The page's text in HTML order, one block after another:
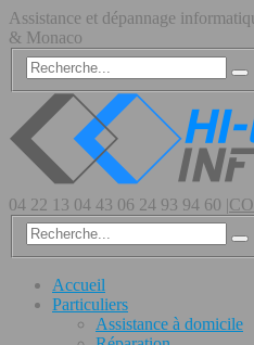
Assistance et dépannage
& Monaco
04 22 13 04 43 06 24 93 94 60 |
Accueil
Particuliers
Assistance à domicile